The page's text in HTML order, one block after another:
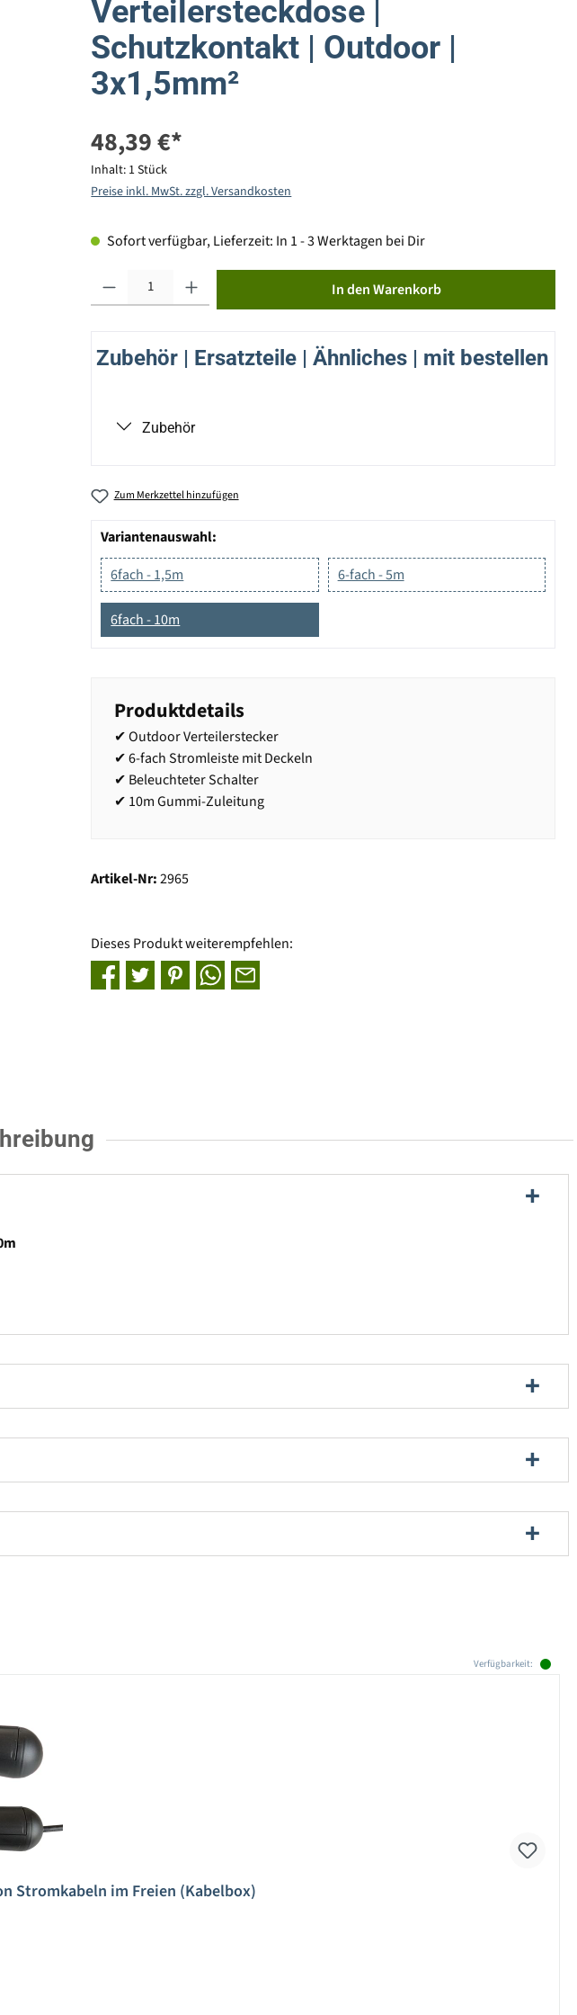
Verteilersteckdose |
Schutzkontakt | Outdoor |
3x1,5mm²
48,39 €*
Inhalt: 1 Stück
Preise inkl. MwSt. zzgl. Versandkosten
Sofort verfügbar, Lieferzeit: In 1 - 3 Werktagen bei Dir
In den Warenkorb
Zubehör | Ersatzteile | Ähnliches | mit bestellen
Zubehör
Zum Merkzettel hinzufügen
Variantenauswahl:
6fach - 1,5m
6-fach - 5m
6fach - 10m
Produktdetails
✔ Outdoor Verteilerstecker
✔ 6-fach Stromleiste mit Deckeln
✔ Beleuchteter Schalter
✔ 10m Gummi-Zuleitung
Artikel-Nr:2965
Dieses Produkt weiterempfehlen:
Verfügbarkeit:
Stromkabeln im Freien (Kabelbox)